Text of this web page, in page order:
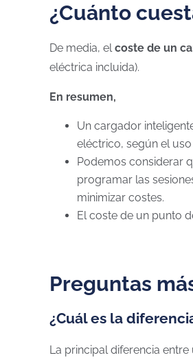
¿Cuánto
De media, elcoste de un
eléctrica incluida).
En resumen,
Un cargador
eléctrico, según el
Podemos considerar
programar las
minimizar costes.
El coste de un punto
Preguntas
¿Cuál es la
La principal diferencia